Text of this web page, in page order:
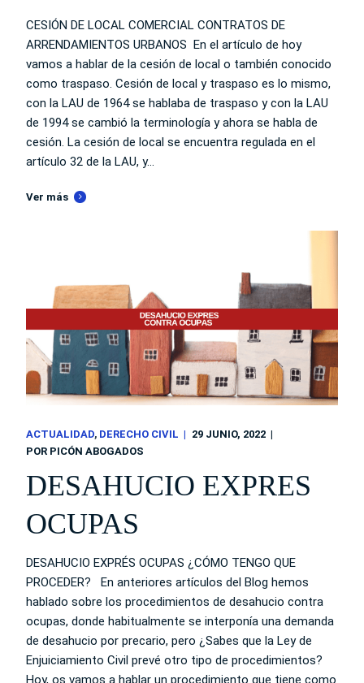
CESIÓN DE LOCAL COMERCIAL CONTRATOS DE
ARRENDAMIENTOS URBANOS En el artículo de hoy
vamos a hablar de la cesión de local o también conocido
como traspaso. Cesión de local y traspaso es lo mismo,
con la LAU de 1964 se hablaba de traspaso y con la LAU
de 1994 se cambió la terminología y ahora se habla de
cesión. La cesión de local se encuentra regulada en el
artículo 32 de la LAU, y...
Ver más
ACTUALIDAD DERECHO CIVIL
29 JUNIO, 2022
POR PICÓN ABOGADOS
DESAHUCIO EXPRES
OCUPAS
DESAHUCIO EXPRÉS OCUPAS ¿CÓMO TENGO QUE
PROCEDER? En anteriores artículos del Blog hemos
hablado sobre los procedimientos de desahucio contra
ocupas, donde habitualmente se interponía una demanda
de desahucio por precario, pero ¿Sabes que la Ley de
Enjuiciamiento Civil prevé otro tipo de procedimientos?
Hoy, os vamos a hablar un procedimiento que tiene como